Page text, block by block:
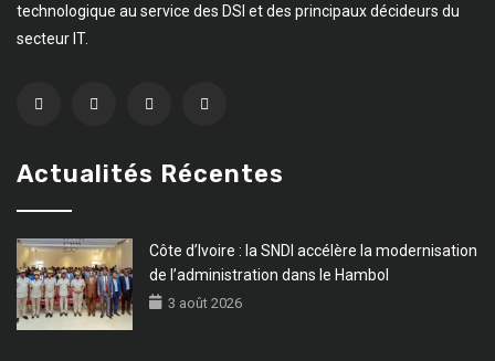
technologique au service des DSI et des principaux décideurs du
secteur IT.
Actualités Récentes
Côte d’Ivoire : la SNDI accélère la modernisation
de l’administration dans le Hambol
3 août 2026